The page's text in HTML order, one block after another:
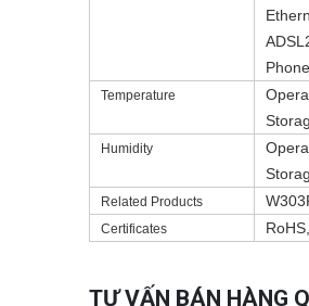
Temperature
Humidity
Related Products
Certificates
TƯ VẤN BÁN HÀNG